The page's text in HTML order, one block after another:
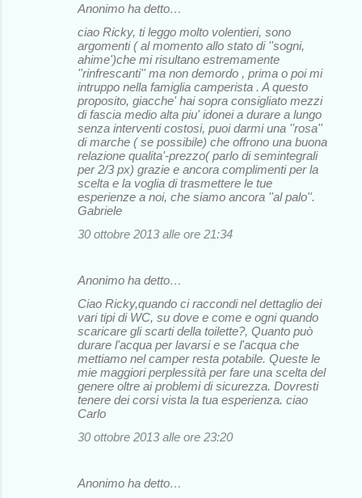
Anonimo ha detto…
ciao Ricky, ti leggo molto volentieri, sono
argomenti ( al momento allo stato di ''sogni,
ahime')che mi risultano estremamente
''rinfrescanti'' ma non demordo , prima o poi mi
intruppo nella famiglia camperista . A questo
proposito, giacche' hai sopra consigliato mezzi
di fascia medio alta piu' idonei a durare a lungo
senza interventi costosi, puoi darmi una ''rosa''
di marche ( se possibile) che offrono una buona
relazione qualita'-prezzo( parlo di semintegrali
per 2/3 px) grazie e ancora complimenti per la
scelta e la voglia di trasmettere le tue
esperienze a noi, che siamo ancora ''al palo''.
Gabriele
30 ottobre 2013 alle ore 21:34
Anonimo ha detto…
Ciao Ricky,quando ci raccondi nel dettaglio dei
vari tipi di WC, su dove e come e ogni quando
scaricare gli scarti della toilette?, Quanto può
durare l'acqua per lavarsi e se l'acqua che
mettiamo nel camper resta potabile. Queste le
mie maggiori perplessità per fare una scelta del
genere oltre ai problemi di sicurezza. Dovresti
tenere dei corsi vista la tua esperienza. ciao
Carlo
30 ottobre 2013 alle ore 23:20
Anonimo ha detto…